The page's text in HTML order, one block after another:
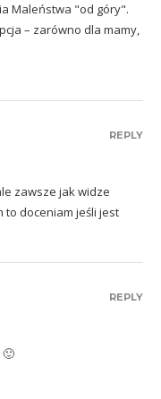
Maleństwa "od góry".
– zarówno dla mamy,
zawsze jak widze
to doceniam jeśli jest
REPLY
REPLY